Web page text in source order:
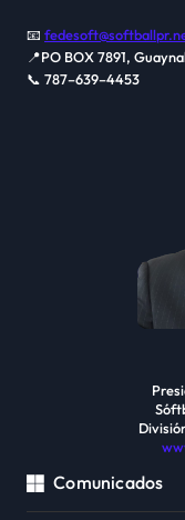
📧
📍PO BOX 7891,
📞 787–639–4453
Comunicados